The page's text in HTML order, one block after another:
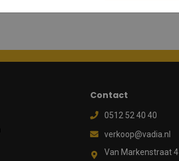
Contact
0512 52 40 40
verkoop@vadia.nl
Van Markenstraat 4